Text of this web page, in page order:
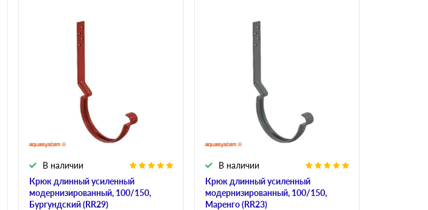
Крюк длинный усиленный
модернизированный, 100/150,
Бургундский (RR29)
В наличии
Крюк длинный усиленный
модернизированный, 100/150,
Маренго (RR23)
В наличии